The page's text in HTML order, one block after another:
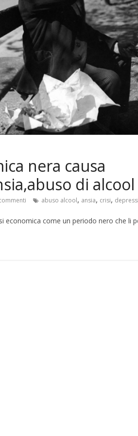
nera causa
di
abuso alcool, ansia, crisi,
economica come un periodo nero che li